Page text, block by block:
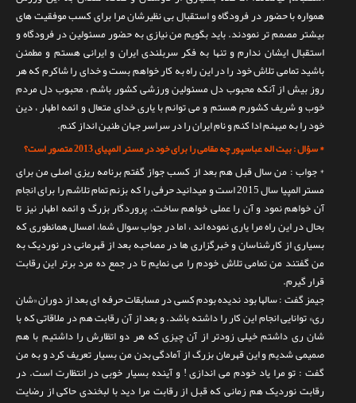
همواره با حضور در فرودگاه و استقبال بی نظیرشان مرا برای کسب موفقیت های
بیشتر مصمم تر نمودند. باید بگویم من نیازی به حضور مسئولین در فرودگاه و
استقبال ایشان ندارم و تنها به فکر سربلندی ایران و ایرانی هستم و مطمئن
باشید تمامی تلاش خود را در این راه به کار خواهم بست و خدای را شاکرم که هر
روز بیش از آنکه محبوب دل مسئولین ورزشی کشور باشم ، محبوب دل مردم
خوب و شریف کشورم هستم و می توانم با یاری خدای متعال و ائمه اطهار ، دین
خود را به میهنم ادا کنم و نام ایران را در سراسر جهان طنین انداز کنم.
* سؤال : بیت اله عباسپور چه مقامی را برای خود در مستر المپیای 2013 متصور است؟
* جواب : من سال قبل هم بعد از کسب جواز گفتم برنامه ریزی اصلی من برای
مستر المپیا سال 2015 است و میدانید حرفی را که بزنم تمام تلاشم را برای انجام
آن خواهم نمود و آن را عملی خواهم ساخت. پروردگار بزرگ و ائمه اطهار نیز تا
بحال در این راه مرا یاری نموده اند ، اما در جواب سوال شما، امسال همانطوری که
بسیاری از کارشناسان و خبرگزاری ها در مصاحبه بعد از قهرمانی در نوردیک به
من گفتند من تمامی تلاش خودم را می نمایم تا در جمع ده مرد برتر این رقابت
قرار گیرم.
جیمز گفت : سالها بود ندیده بودم کسی در مسابقات حرفه ای بعد از دوران «شان
ری» توانایی انجام این کار را داشته باشد. و بعد از آن رقابت هم در ملاقاتی که با
شان ری داشتم خیلی زودتر از آن چیزی که هر دو اتظارش را داشتیم با هم
صمیمی شدیم و این قهرمان بزرگ از آمادگی بدن من بسیار تعریف کرد و به من
گفت : تو مرا یاد خودم می اندازی ! و آینده بسیار خوبی در انتظارت است. در
رقابت نوردیک هم زمانی که قبل از رقابت مرا دید با لبخندی حاکی از رضایت